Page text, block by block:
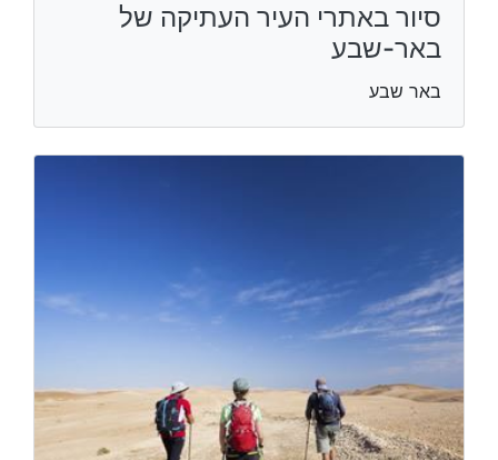
סיור באתרי העיר העתיקה של
באר-שבע
באר שבע